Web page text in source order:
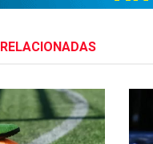
RELACIONADAS